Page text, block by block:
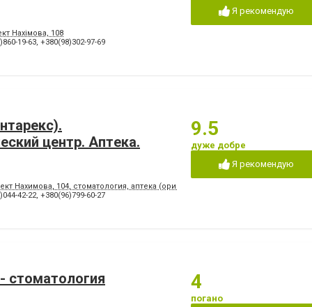
Нахімова, 108
19-63, +380(98)302-97-69
Я рекомендую
центр. Аптeкa.
Нахимова, 104, стоматология, аптека (ориентир - напротив клуба "Коралл")
42-22, +380(96)799-60-27
9.5
дуже добре
Я рекомендую
стоматология 4
погано